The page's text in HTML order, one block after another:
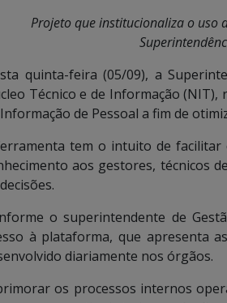
Projeto que institucionaliza o uso
quinta-feira (05/09), a
Técnico e de Informação
de Pessoal a fim de
tem o intuito de facilitar
aos gestores, técnicos
o superintendente de
à plataforma, que apresenta
diariamente nos órgãos.
os processos internos